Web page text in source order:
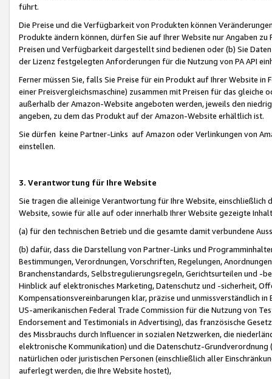
führt.
Die Preise und die Verfügbarkeit von Produkten können
Produkte ändern können, dürfen Sie auf Ihrer Website nur Angaben
Preisen und Verfügbarkeit dargestellt sind bedienen oder (b) Sie
der Lizenz festgelegten Anforderungen für die Nutzung von PA API
Ferner müssen Sie, falls Sie Preise für ein Produkt auf Ihrer Website
einer Preisvergleichsmaschine) zusammen mit Preisen für das
außerhalb der Amazon-Website angeboten werden, jeweils den
angeben, zu dem das Produkt auf der Amazon-Website erhältlich ist.
Sie dürfen keine Partner-Links auf Amazon oder Verlinkungen von
einstellen.
3. Verantwortung für Ihre Website
Sie tragen die alleinige Verantwortung für Ihre Website,
Website, sowie für alle auf oder innerhalb Ihrer Website gezeigte
(a) für den technischen Betrieb und die gesamte damit verbundene
(b) dafür, dass die Darstellung von Partner-Links und
Bestimmungen, Verordnungen, Vorschriften, Regelungen,
Branchenstandards, Selbstregulierungsregeln, Gerichtsurteilen und -
Hinblick auf elektronisches Marketing, Datenschutz und -sicherheit,
Kompensationsvereinbarungen klar, präzise und unmissverständlich
US-amerikanischen Federal Trade Commission für die Nutzung von
Endorsement and Testimonials in Advertising), das französische
des Missbrauchs durch Influencer in sozialen Netzwerken, die
elektronische Kommunikation) und die Datenschutz-
natürlichen oder juristischen Personen (einschließlich aller
auferlegt werden, die Ihre Website hostet),